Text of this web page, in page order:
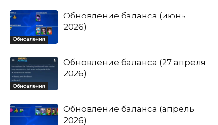
Обновления
Обновление баланса (июнь
2026)
Обновления
Обновление баланса (27 апреля
2026)
Обновление баланса (апрель
2026)